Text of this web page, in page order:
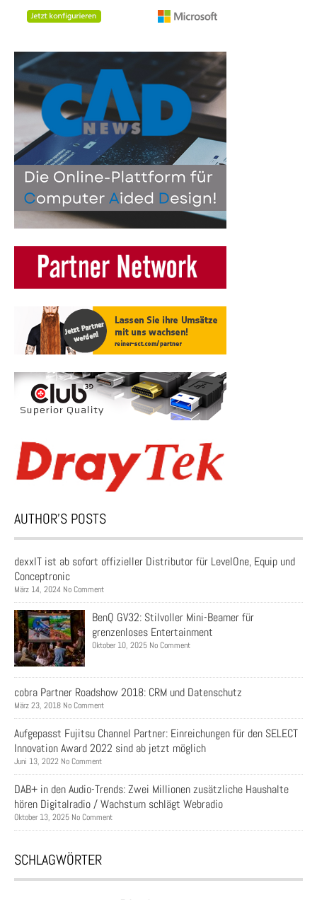
AUTHOR’S POSTS
dexxIT ist ab sofort offizieller Distributor für LevelOne, Equip und
Conceptronic
März 14, 2024 No Comment
BenQ GV32: Stilvoller Mini-Beamer für
grenzenloses Entertainment
Oktober 10, 2025 No Comment
cobra Partner Roadshow 2018: CRM und Datenschutz
März 23, 2018 No Comment
Aufgepasst Fujitsu Channel Partner: Einreichungen für den SELECT
Innovation Award 2022 sind ab jetzt möglich
Juni 13, 2022 No Comment
DAB+ in den Audio-Trends: Zwei Millionen zusätzliche Haushalte
hören Digitalradio / Wachstum schlägt Webradio
Oktober 13, 2025 No Comment
SCHLAGWÖRTER